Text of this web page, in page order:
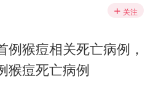
关注
例猴痘相关死亡病例，
猴痘死亡病例